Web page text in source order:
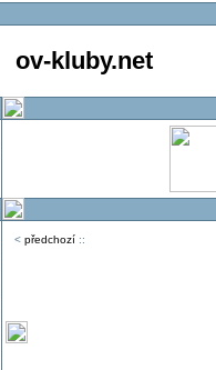
ov-kluby.net
< předchozí::